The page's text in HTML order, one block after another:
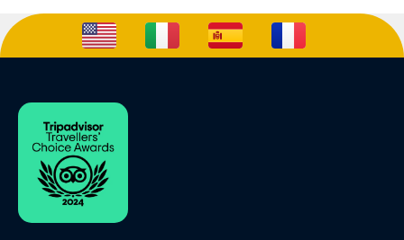
www.quietmerzougadesert.com
WhatsApp : +212 673 680 712